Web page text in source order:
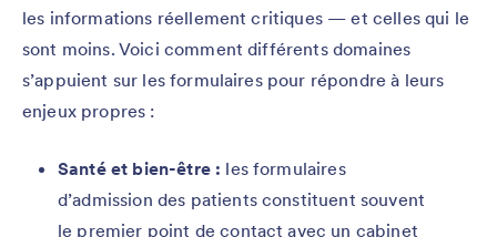
les informations réellement critiques — et celles qui le
sont moins. Voici comment différents domaines
s’appuient sur les formulaires pour répondre à leurs
enjeux propres :
Santé et bien-être : les formulaires
d’admission des patients constituent souvent
le premier point de contact avec un cabinet